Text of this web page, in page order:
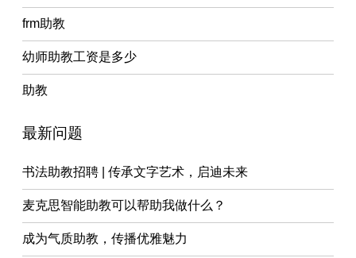
frm助教
幼师助教工资是多少
助教
最新问题
书法助教招聘 | 传承文字艺术，启迪未来
麦克思智能助教可以帮助我做什么？
成为气质助教，传播优雅魅力